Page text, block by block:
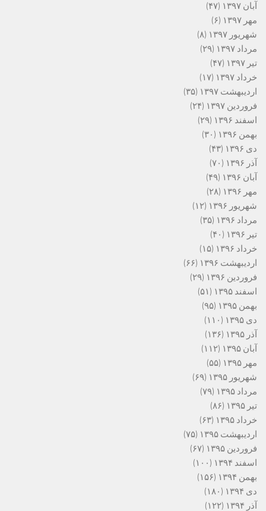
آبان ۱۳۹۷
(۴۷)
مهر ۱۳۹۷
(۶)
شهریور ۱۳۹۷
(۸)
مرداد ۱۳۹۷
(۲۹)
تیر ۱۳۹۷
(۴۷)
خرداد ۱۳۹۷
(۱۷)
اردیبهشت ۱۳۹۷
(۳۵)
فروردین ۱۳۹۷
(۲۴)
اسفند ۱۳۹۶
(۲۹)
بهمن ۱۳۹۶
(۳۰)
دی ۱۳۹۶
(۴۳)
آذر ۱۳۹۶
(۷۰)
آبان ۱۳۹۶
(۴۹)
مهر ۱۳۹۶
(۲۸)
شهریور ۱۳۹۶
(۱۲)
مرداد ۱۳۹۶
(۳۵)
تیر ۱۳۹۶
(۴۰)
خرداد ۱۳۹۶
(۱۵)
اردیبهشت ۱۳۹۶
(۶۶)
فروردین ۱۳۹۶
(۲۹)
اسفند ۱۳۹۵
(۵۱)
بهمن ۱۳۹۵
(۹۵)
دی ۱۳۹۵
(۱۱۰)
آذر ۱۳۹۵
(۱۳۶)
آبان ۱۳۹۵
(۱۱۲)
مهر ۱۳۹۵
(۵۵)
شهریور ۱۳۹۵
(۶۹)
مرداد ۱۳۹۵
(۷۹)
تیر ۱۳۹۵
(۸۶)
خرداد ۱۳۹۵
(۶۳)
اردیبهشت ۱۳۹۵
(۷۵)
فروردین ۱۳۹۵
(۶۷)
اسفند ۱۳۹۴
(۱۰۰)
بهمن ۱۳۹۴
(۱۵۶)
دی ۱۳۹۴
(۱۸۰)
آذر ۱۳۹۴
(۱۲۲)